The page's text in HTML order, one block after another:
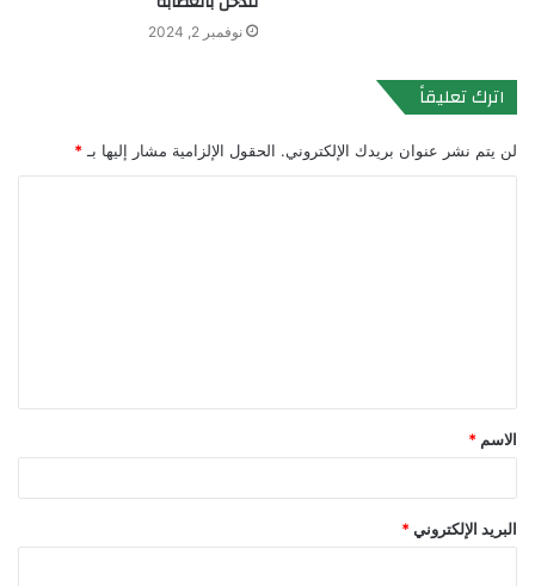
نوفمبر 2, 2024
اترك تعليقاً
لن يتم نشر عنوان بريدك الإلكتروني. الحقول الإلزامية مشار إليها بـ *
ق
*
الاسم *
البريد الإلكتروني *